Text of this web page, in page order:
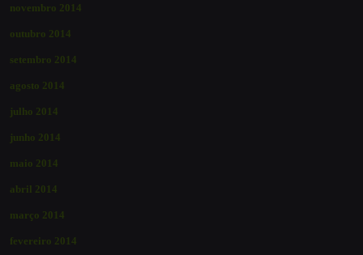
novembro 2014
outubro 2014
setembro 2014
agosto 2014
julho 2014
junho 2014
maio 2014
abril 2014
março 2014
fevereiro 2014